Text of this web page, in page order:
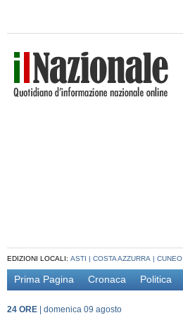
EDIZIONI LOCALI: ASTI | COSTA AZZURRA | CUNEO
Prima Pagina Cronaca Politica
24 ORE domenica 09 agosto